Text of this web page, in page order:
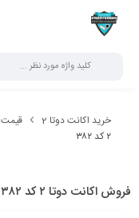
خرید اکانت دوتا 2 قیمت
۲ کد ۳۸۲
فروش اکانت دوتا ۲ کد ۳۸۲